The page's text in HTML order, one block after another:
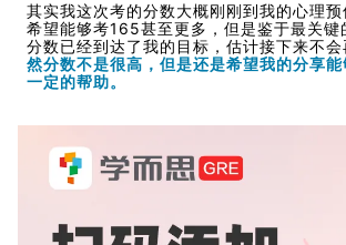
其实我这次考的分数大概刚刚到我的心理
希望能够考165甚至更多，但是鉴于最关
分数已经到达了我的目标，估计接下来不会
然分数不是很高，但是还是希望我的分享
一定的帮助。